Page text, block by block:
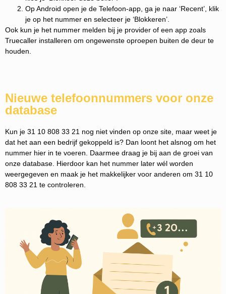
Op Android open je de Telefoon-app, ga je naar ‘Recent’, klik
je op het nummer en selecteer je ‘Blokkeren’.
Ook kun je het nummer melden bij je provider of een app zoals
Truecaller installeren om ongewenste oproepen buiten de deur te
houden.
Nieuwe telefoonnummers voor onze
database
Kun je 31 10 808 33 21 nog niet vinden op onze site, maar weet je
dat het aan een bedrijf gekoppeld is? Dan loont het alsnog om het
nummer hier in te voeren. Daarmee draag je bij aan de groei van
onze database. Hierdoor kan het nummer later wél worden
weergegeven en maak je het makkelijker voor anderen om 31 10
808 33 21 te controleren.